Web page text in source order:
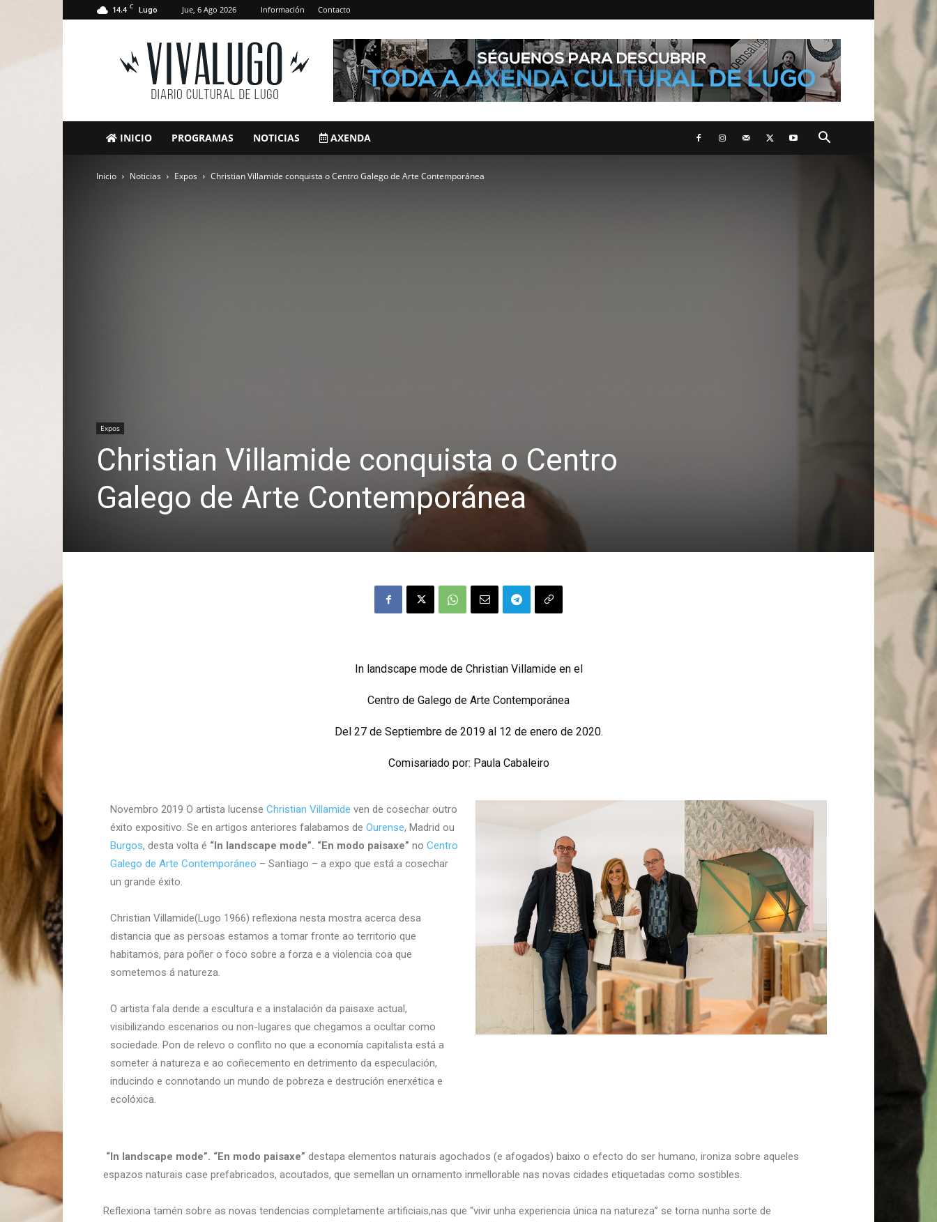
14.4 C Lugo Jue, 6 Ago 2026 Información Contacto
VivaLugo
INICIO PROGRAMAS NOTICIAS AXENDA
Inicio Noticias Expos Christian Villamide conquista o Centro Galego de Arte Contemporánea
Expos
Christian Villamide conquista o Centro
Galego de Arte Contemporánea
In landscape mode de Christian Villamide en el
Centro de Galego de Arte Contemporánea
Del 27 de Septiembre de 2019 al 12 de enero de 2020.
Comisariado por: Paula Cabaleiro
Novembro 2019 O artista lucense Christian Villamide ven de cosechar outro
éxito expositivo. Se en artigos anteriores falabamos de Ourense, Madrid ou
Burgos, desta volta é “In landscape mode”. “En modo paisaxe” no Centro
Galego de Arte Contemporáneo – Santiago – a expo que está a cosechar
un grande éxito.
Christian Villamide(Lugo 1966) reflexiona nesta mostra acerca desa
distancia que as persoas estamos a tomar fronte ao territorio que
habitamos, para poñer o foco sobre a forza e a violencia coa que
sometemos á natureza.
O artista fala dende a escultura e a instalación da paisaxe actual,
visibilizando escenarios ou non-lugares que chegamos a ocultar como
sociedade. Pon de relevo o conflito no que a economía capitalista está a
someter á natureza e ao coñecemento en detrimento da especulación,
inducindo e connotando un mundo de pobreza e destrución enerxética e
ecolóxica.
“In landscape mode”. “En modo paisaxe” destapa elementos naturais agochados (e afogados) baixo o efecto do ser humano, ironiza sobre aqueles
espazos naturais case prefabricados, acoutados, que semellan un ornamento inmellorable nas novas cidades etiquetadas como sostibles.
Reflexiona tamén sobre as novas tendencias completamente artificiais,nas que “vivir unha experiencia única na natureza” se torna nunha sorte de